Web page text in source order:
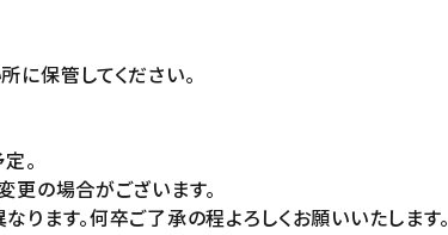
に保管してください。
。
の場合がございます。
ます。何卒ご了承の程よろしくお願いいたします。